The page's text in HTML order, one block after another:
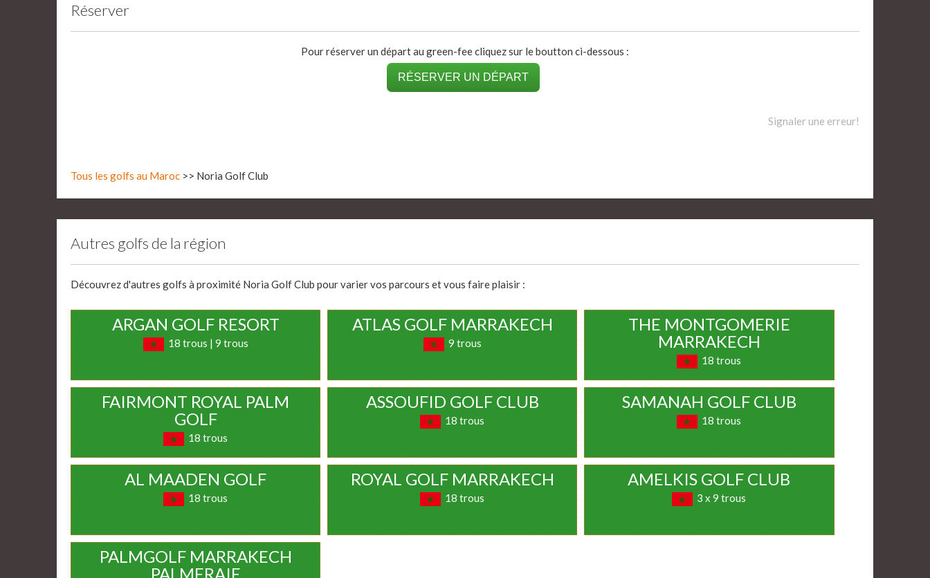
Réserver
Pour réserver un départ au green-fee cliquez sur le boutton ci-dessous :
RÉSERVER UN DÉPART
Signaler une erreur!
Tous les golfs au Maroc >> Noria Golf Club
Autres golfs de la région
Découvrez d'autres golfs à proximité Noria Golf Club pour varier vos parcours et vous faire plaisir :
ARGAN GOLF RESORT
18 trous | 9 trous
ATLAS GOLF MARRAKECH
9 trous
THE MONTGOMERIE
MARRAKECH
18 trous
FAIRMONT ROYAL PALM
GOLF
18 trous
ASSOUFID GOLF CLUB
18 trous
SAMANAH GOLF CLUB
18 trous
AL MAADEN GOLF
18 trous
ROYAL GOLF MARRAKECH
18 trous
AMELKIS GOLF CLUB
3 x 9 trous
PALMGOLF MARRAKECH
PALMERAIE